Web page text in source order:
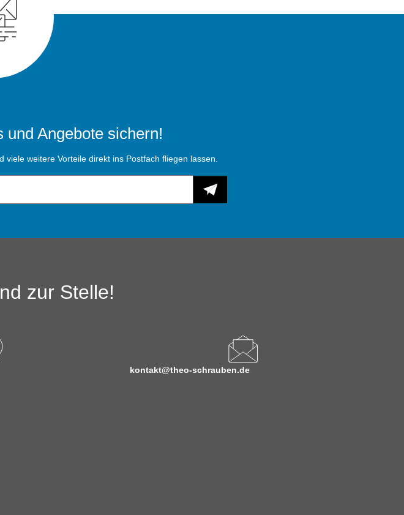
Angebote sichern!
weitere Vorteile direkt ins Postfach fliegen lassen.
zur Stelle!
kontakt@theo-schrauben.de